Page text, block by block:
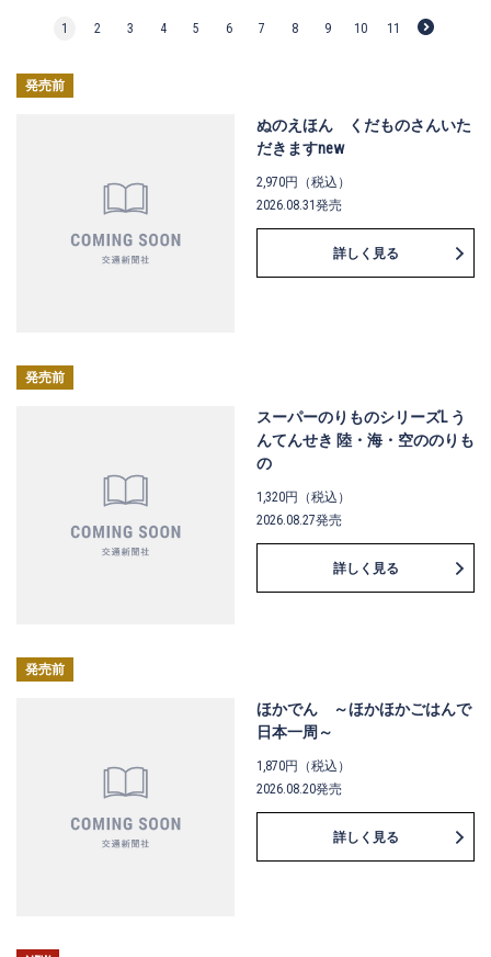
1 2 3 4 5 6 7 8 9 10 11
発売前
ぬのえほん くだものさんいた
だきますnew
2,970円（税込）
2026.08.31発売
詳しく見る
発売前
スーパーのりものシリーズL う
んてんせき 陸・海・空ののりも
の
1,320円（税込）
2026.08.27発売
詳しく見る
発売前
ほかでん ～ほかほかごはんで
日本一周～
1,870円（税込）
2026.08.20発売
詳しく見る